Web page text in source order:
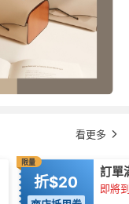
看更多
限量
折$20
訂單
即將